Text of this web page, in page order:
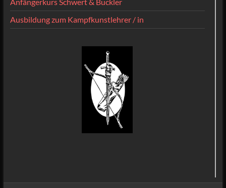
Ausbildung zum Kampfkunstlehrer / in